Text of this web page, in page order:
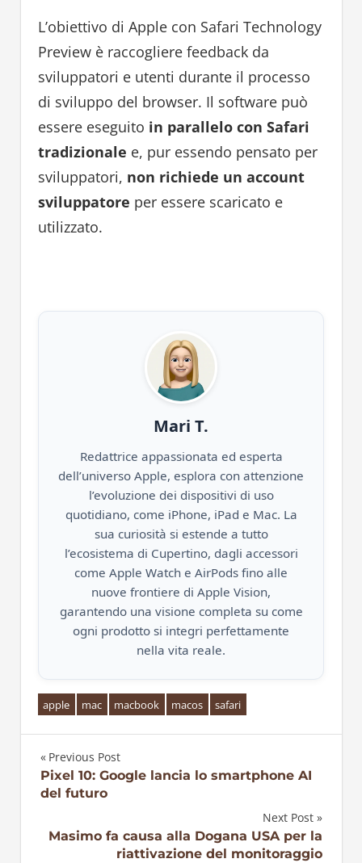
L’obiettivo di Apple con Safari Technology
Preview è raccogliere feedback da
sviluppatori e utenti durante il processo
di sviluppo del browser. Il software può
essere eseguito in parallelo con Safari
tradizionale e, pur essendo pensato per
sviluppatori, non richiede un account
sviluppatore per essere scaricato e
utilizzato.
Mari T.
Redattrice appassionata ed esperta
dell’universo Apple, esplora con attenzione
l’evoluzione dei dispositivi di uso
quotidiano, come iPhone, iPad e Mac. La
sua curiosità si estende a tutto
l’ecosistema di Cupertino, dagli accessori
come Apple Watch e AirPods fino alle
nuove frontiere di Apple Vision,
garantendo una visione completa su come
ogni prodotto si integri perfettamente
nella vita reale.
apple mac macbook macos safari
Navigazione
Previous Post
Pixel 10: Google lancia lo smartphone AI
del futuro
Next Post
Masimo fa causa alla Dogana USA per la
riattivazione del monitoraggio